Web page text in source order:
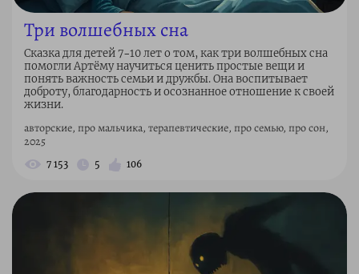
Три волшебных сна
Сказка для детей 7–10 лет о том, как три волшебных сна
помогли Артёму научиться ценить простые вещи и
понять важность семьи и дружбы. Она воспитывает
доброту, благодарность и осознанное отношение к своей
жизни.
авторские, про мальчика, терапевтические, про семью, про сон,
2025
7 153 5 106